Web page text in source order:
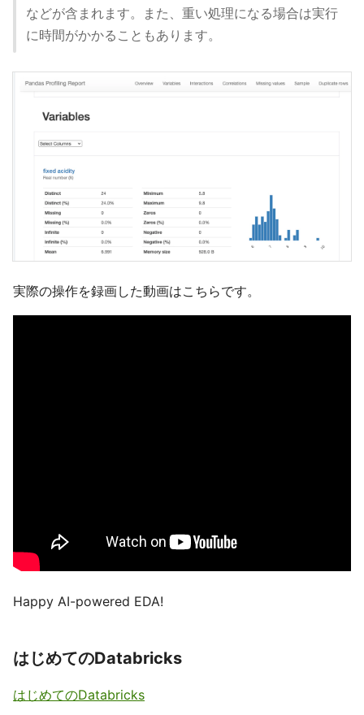
などが含まれます。また、重い処理になる場合は実行
に時間がかかることもあります。
実際の操作を録画した動画はこちらです。
Happy AI-powered EDA!
はじめてのDatabricks
はじめてのDatabricks